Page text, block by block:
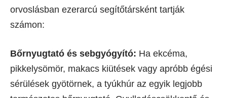
orvoslásban ezerarcú segítőtársként tartják
számon:
Bőrnyugtató és sebgyógyító: Ha ekcéma,
pikkelysömör, makacs kiütések vagy apróbb égési
sérülések gyötörnek, a tyúkhúr az egyik legjobb